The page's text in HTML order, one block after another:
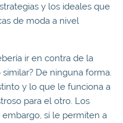
y los ideales que
de moda a nivel
ir en contra de la
De ninguna forma.
y lo que le funciona a
para el otro. Los
sí le permiten a